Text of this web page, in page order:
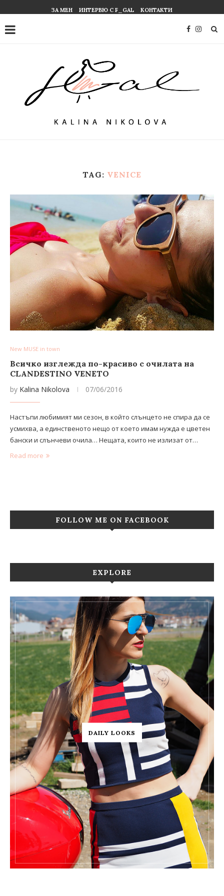
ЗА МЕН ИНТЕРВЮ С F_GAL КОНТАКТИ
TAG: VENICE
New MUSE in town
Всичко изглежда по-красиво с очилата на
CLANDESTINO VENETO
by Kalina Nikolova 07/06/2016
Настъпи любимият ми сезон, в който слънцето не спира да се
усмихва, а единственото нещо от което имам нужда е цветен
бански и слънчеви очила… Нещата, които не излизат от…
Read more
FOLLOW ME ON FACEBOOK
EXPLORE
DAILY LOOKS